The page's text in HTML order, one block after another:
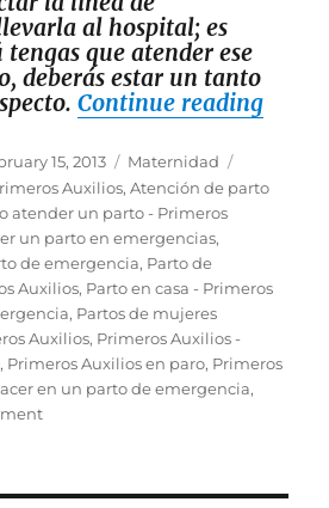
al hospital; es
que atender ese
deberás estar un tanto
Continue reading
15, 2013 Categories
Maternidad
Auxilios,Atención de parto
atender un parto - Primeros
un parto en emergencias,
de emergencia, Parto de
Auxilios, Parto en casa - Primeros
, Partos de mujeres
Auxilios, Primeros Auxilios -
, Primeros Auxilios en paro, Primeros
en un parto de emergencia,
on